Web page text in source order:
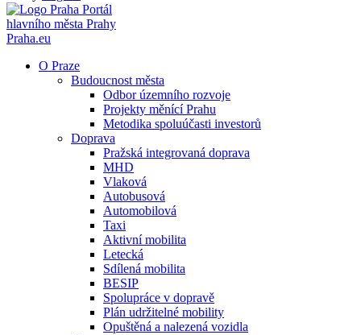
Portál
hlavního města Prahy
Praha.eu
O Praze
Budoucnost města
Odbor územního rozvoje
Projekty měnící Prahu
Metodika spoluúčasti investorů
Doprava
Pražská integrovaná doprava
MHD
Vlaková
Autobusová
Automobilová
Taxi
Aktivní mobilita
Letecká
Sdílená mobilita
BESIP
Spolupráce v dopravě
Plán udržitelné mobility
Opuštěná a nalezená vozidla